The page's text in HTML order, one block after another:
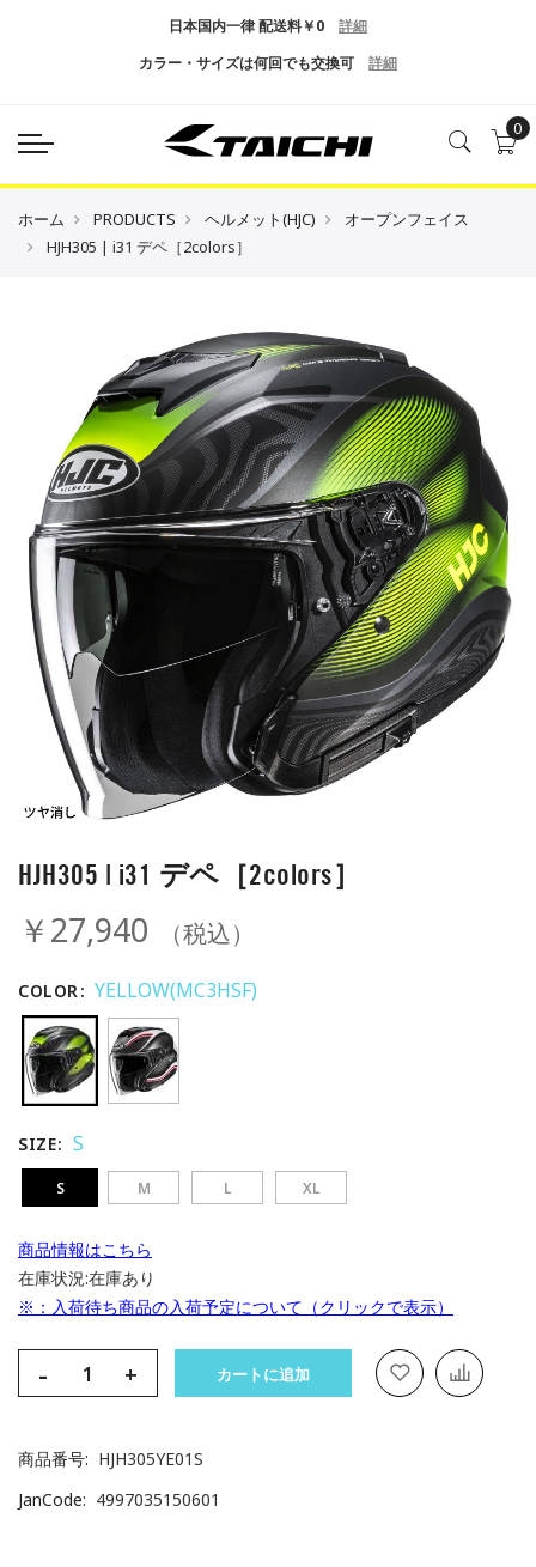
日本国内一律 配送料￥0 詳細
カラー・サイズは何回でも交換可 詳細
0
ホーム PRODUCTS ヘルメット(HJC)
オープンフェイス
HJH305 | i31 デペ［2colors］
HJH305 | i31 デペ［2colors］
￥27,940 （税込）
COLOR YELLOW(MC3HSF)
SIZE S
S M L XL
商品情報はこちら
在庫状況:在庫あり
※：入荷待ち商品の入荷予定について（クリックで表示）
- + カートに追加
商品番号
HJH305YE01S
JanCode
4997035150601